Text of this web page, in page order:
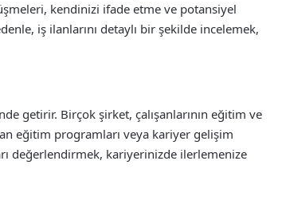
kendinizi ifade etme ve potansiyel
iş ilanlarını detaylı bir şekilde incelemek,
getirir. Birçok şirket, çalışanlarının eğitim ve
eğitim programları veya kariyer gelişim
değerlendirmek, kariyerinizde ilerlemenize